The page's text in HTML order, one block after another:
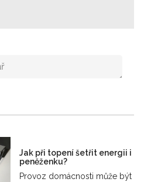
Jak při topení šetřit energii i
peněženku?
Provoz domácnosti může být